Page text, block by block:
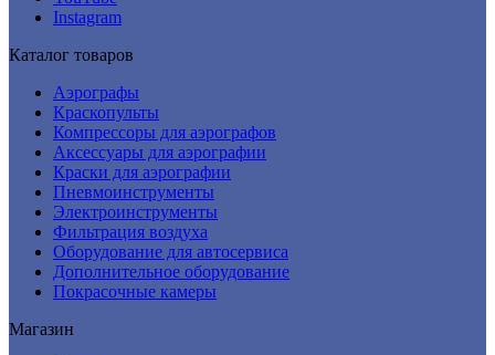
Instagram
Каталог товаров
Аэрографы
Краскопульты
Компрессоры для аэрографов
Аксессуары для аэрографии
Краски для аэрографии
Пневмоинструменты
Электроинструменты
Фильтрация воздуха
Оборудование для автосервиса
Дополнительное оборудование
Покрасочные камеры
Магазин